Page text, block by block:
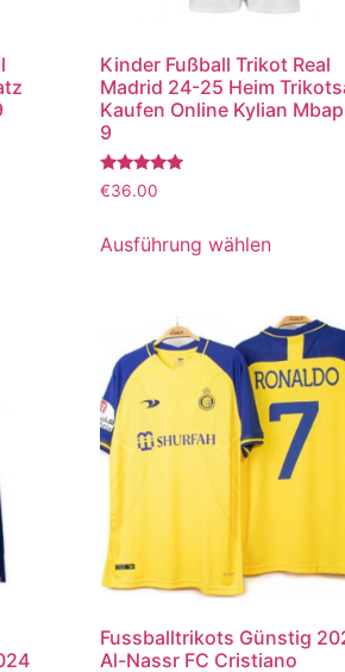
Kinder Fußball Trikot Real
Madrid 24-25 Heim
Kaufen Online Kylian
9
Bewertet
mit
von 5
€36.00
Ausführung wählen
Fussballtrikots Günstig
Al-Nassr FC Cristiano